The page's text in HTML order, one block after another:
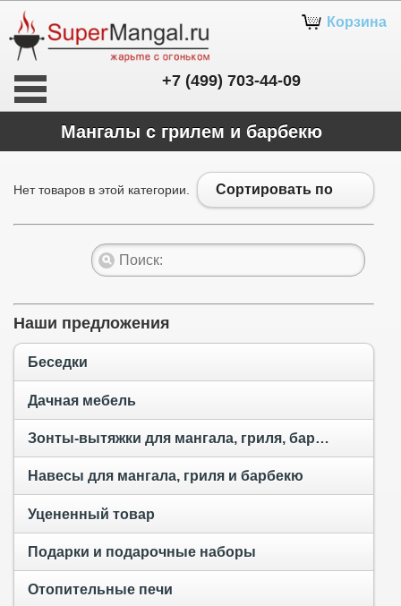
Корзина
+7 (499) 703-44-09
Мангалы с грилем и барбекю
Сортировать по
Нет товаров в этой категории.
Наши предложения
Беседки
Дачная мебель
Зонты-вытяжки для мангала, гриля, барбекю и тандыра
Навесы для мангала, гриля и барбекю
Уцененный товар
Подарки и подарочные наборы
Отопительные печи